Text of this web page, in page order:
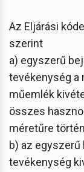
Az Eljárási
szerint
a) egyszerű
tevékenység a
műemlék
összes
méretűre
b) az
tevékenység